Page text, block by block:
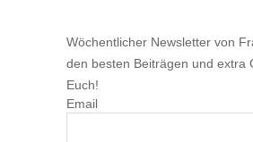
Wöchentlicher Newsletter von
den besten Beiträgen und extra
Euch!
Email